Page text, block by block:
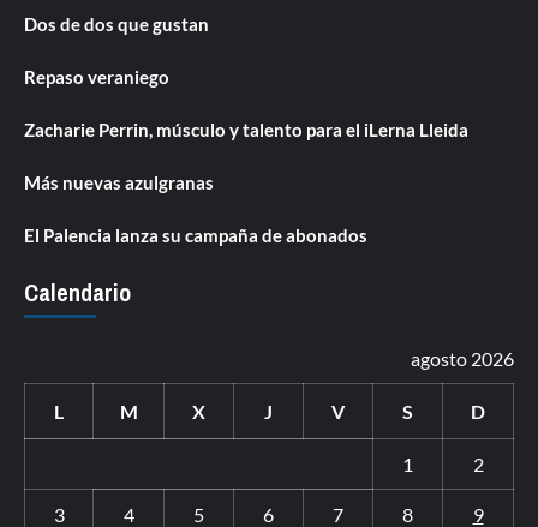
Dos de dos que gustan
Repaso veraniego
Zacharie Perrin, músculo y talento para el iLerna Lleida
Más nuevas azulgranas
El Palencia lanza su campaña de abonados
Calendario
agosto 2026
L M X J V S D
1 2
3 4 5 6 7 8 9